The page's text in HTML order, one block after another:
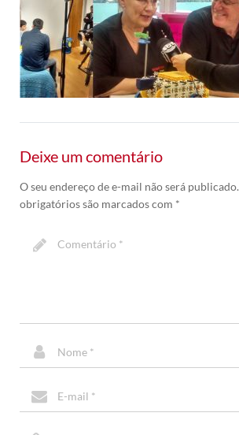
Deixe um comentário
O seu endereço de e-mail não será publicado.
obrigatórios são marcados com *